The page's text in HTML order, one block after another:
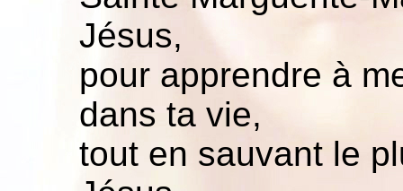
Jésus,
pour apprendre à
dans ta vie,
tout en sauvant le